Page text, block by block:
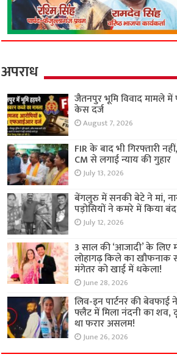
अपराध
जैतनपुर भूमि विवाद मामले
केस दर्ज
August 7, 2026
FIR के बाद भी गिरफ्तारी
CM से लगाई न्याय की गुहार
July 13, 2026
बेंगलुरु में सनकी बेटे ने मां,
पड़ोसियों ने कमरे में किया
July 12, 2026
3 साल की ‘आजादी’ के लिए
लोहागढ़ किले का खौफनाक
मंगेतर को खाई में धकेला!
June 28, 2026
लिव-इन पार्टनर की बेवफाई
फ्लैट में मिला नंदनी का शव,
था फरार असलम!
June 26, 2026